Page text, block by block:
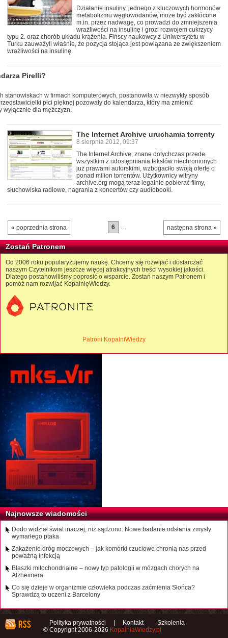
Działanie insuliny, jednego z kluczowych hormonów
metabolizmu węglowodanów, może być zakłócone
m.in. przez nadwagę, co prowadzi do zmniejszenia
wrażliwości na insulinę i grozi rozwojem cukrzycy
typu 2. oraz chorób układu krążenia. Fińscy naukowcy z Uniwersytetu w
Turku zauważyli właśnie, że pozycja stojąca jest powiązana ze zwiększeniem
wrażliwości na insulinę
Pirelli?
w firmach komputerowych, postanowiła w niezwykły sposób
płci pięknej pozowały do kalendarza, który ma zmienić
wyłącznie dla mężczyzn.
The Internet Archive uruchamia torrenty
8 sierpnia 2012, 09:37
The Internet Archive, znane dotychczas przede
wszystkim z udostępniania tekstów niechronionych
już prawami autorskimi, wzbogaciło swoją ofertę o
ponad milion torrentów. Użytkownicy witryny
archive.org mogą teraz legalnie pobierać filmy,
słuchowiska radiowe, nagrania z koncertów czy audiobooki.
« poprzednia strona następna strona »
6 …
Zostań Patronem
Od 2006 roku popularyzujemy naukę. Chcemy się rozwijać i dostarczać
naszym Czytelnikom jeszcze więcej atrakcyjnych treści wysokiej jakości.
Dlatego postanowiliśmy poprosić o wsparcie. Zostań naszym Patronem i
pomóż nam rozwijać KopalnięWiedzy.
Patroni KopalniWiedzy
Najnowsze wiadomości
Dodo widział świat inaczej, niż sądzono. Nowe badanie odsłania zmysły
wymarłego ptaka
Zakażenie dróg moczowych – jak komórki czuciowe chronią nas przed
poważną infekcją
Blaszki mitochondrialne – nowy typ patologii w mózgach chorych na
Alzheimera
Co się dzieje w organizmie człowieka podczas zaćmienia Słońca?
Sprawdzą to uczeni z Barcelony
Polityka prywatności Kontakt
Szkolenia
© Copyright 2006-2026 KopalniaWiedzy.pl